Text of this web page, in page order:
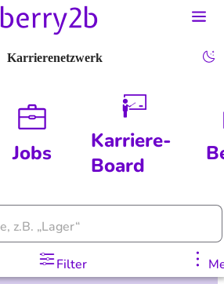
Karrierenetzwerk
Jobs
Karriere-
Board
Filter